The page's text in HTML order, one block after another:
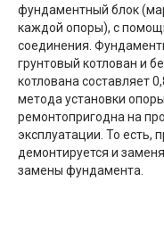
фундаментный блок
каждой опоры), с
соединения.
грунтовый котлован и
котлована составляет
метода установки
ремонтопригодна на
эксплуатации. То есть,
демонтируется и
замены фундамента.